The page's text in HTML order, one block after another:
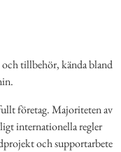
tillbehör, kända bland
företag. Majoriteten av
internationella regler
och supportarbete